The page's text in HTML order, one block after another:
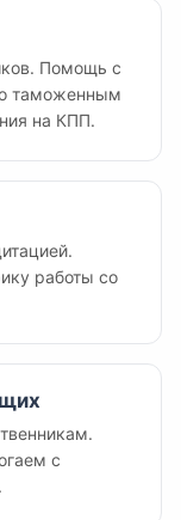
Помощь с
таможенным
на КПП.
работы со
с